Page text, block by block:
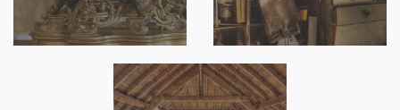
en savoir plus